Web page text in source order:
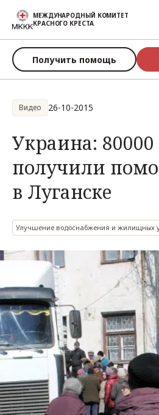
Перейти к основному содержанию
МЕЖДУНАРОДНЫЙ КОМИТЕТ
КРАСНОГО КРЕСТА
Получить помощь
Видео 26-10-2015
Украина:
получили
в Луганске
Улучшение водоснабжения и жилищных